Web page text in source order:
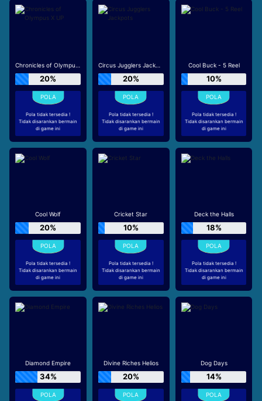
Chronicles of Olympus X UP
20%
Pola tidak tersedia !
Tidak disarankan bermain
di game ini
Circus Jugglers Jackpots
20%
Pola tidak tersedia !
Tidak disarankan bermain
di game ini
Cool Buck - 5 Reel
10%
Pola tidak tersedia !
Tidak disarankan bermain
di game ini
Cool Wolf
20%
Pola tidak tersedia !
Tidak disarankan bermain
di game ini
Cricket Star
10%
Pola tidak tersedia !
Tidak disarankan bermain
di game ini
Deck the Halls
18%
Pola tidak tersedia !
Tidak disarankan bermain
di game ini
Diamond Empire
34%
Divine Riches Helios
20%
Dog Days
14%